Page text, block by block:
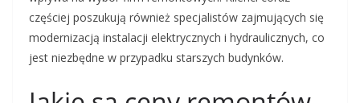
częściej poszukują również specjalistów zajmujących się
modernizacją instalacji elektrycznych i hydraulicznych, co
jest niezbędne w przypadku starszych budynków.